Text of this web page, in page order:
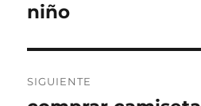
entradas
anterior:
niño
SIGUIENTE